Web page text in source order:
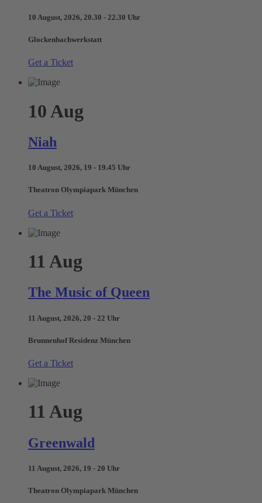
10 August, 2026, 20.30 - 22.30 Uhr
Glockenbachwerkstatt
Get a Ticket
10 Aug
Niah
10 August, 2026, 19 - 19.45 Uhr
Theatron Olympiapark München
Get a Ticket
11 Aug
The Music of Queen
11 August, 2026, 20 - 22 Uhr
Brunnenhof Residenz München
Get a Ticket
11Aug
Greenwald
11 August, 2026, 19 - 20 Uhr
Theatron Olympiapark München